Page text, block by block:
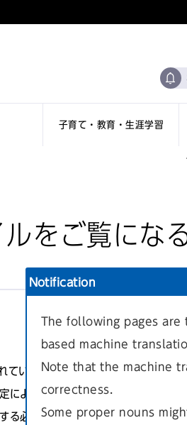
子育て・教育・生涯学習
をご覧にな
ている Adobe Reader などのソフト
によって、ブラウザウィンドウ内に
る必要がある場合もあります。
Notification
The following pages are
based machine
Note that the machine
correctness.
Some proper nouns